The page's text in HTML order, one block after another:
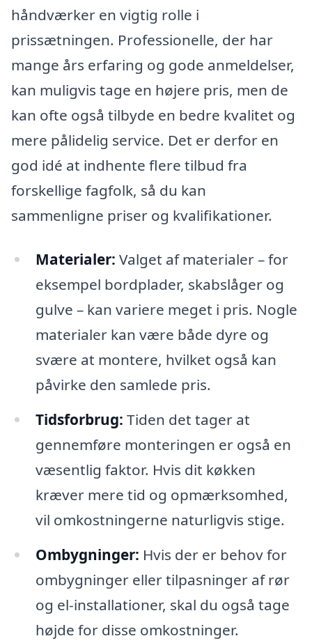
håndværker en vigtig rolle i
prissætningen. Professionelle, der har
mange års erfaring og gode anmeldelser,
kan muligvis tage en højere pris, men de
kan ofte også tilbyde en bedre kvalitet og
mere pålidelig service. Det er derfor en
god idé at indhente flere tilbud fra
forskellige fagfolk, så du kan
sammenligne priser og kvalifikationer.
Materialer: Valget af materialer – for
eksempel bordplader, skabslåger og
gulve – kan variere meget i pris. Nogle
materialer kan være både dyre og
svære at montere, hvilket også kan
påvirke den samlede pris.
Tidsforbrug: Tiden det tager at
gennemføre monteringen er også en
væsentlig faktor. Hvis dit køkken
kræver mere tid og opmærksomhed,
vil omkostningerne naturligvis stige.
Ombygninger: Hvis der er behov for
ombygninger eller tilpasninger af rør
og el-installationer, skal du også tage
højde for disse omkostninger.